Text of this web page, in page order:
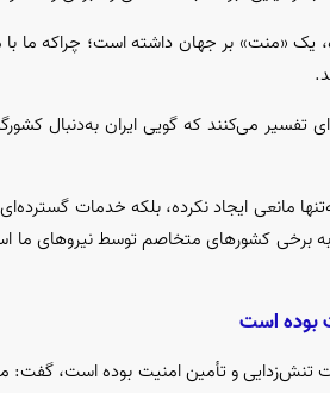
یک «منت» بر جهان داشته است؛ چراکه ما
تفسیر می‌کنند که گویی ایران به‌دنبال
مانعی ایجاد نکرده، بلکه خدمات
برخی کشور‌های متخاصم توسط نیرو‌های ما
بوده است
تنش‌زدایی و تأمین امنیت بوده است، گفت: